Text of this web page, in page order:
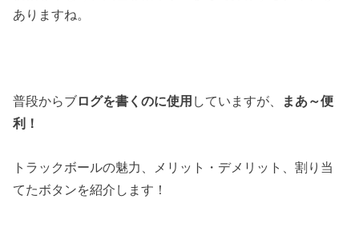
ありますね。
普段からブログを書くのに使用 していますが、
まあ～便
利！
トラックボールの魅力、メリット・デメリット、割り当
てたボタンを紹介します！